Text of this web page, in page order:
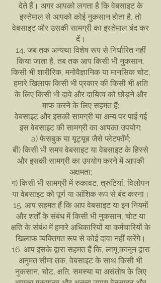
देते हैं। अगर आपको लगता है कि वेबसाइट के
इस्तेमाल से आपको कोई नुकसान होता है, तो
वेबसाइट और उसकी सामग्री का इस्तेमाल बंद कर
दें।
14. जब तक अन्यथा विशेष रूप से निर्धारित नहीं
किया जाता है, तब तक आप किसी भी नुकसान,
किसी भी शारीरिक, मनोवैज्ञानिक या मानसिक चोट,
हमारे खिलाफ किसी भी प्रकार की किसी भी क्षति
के लिए किसी भी दावे और दायित्व को छोड़ने और
माफ करने के लिए सहमत हैं:
वेबसाइट और इसकी सामग्री या अन्य पर पाई गई
इस वेबसाइट की सामग्री का आपका उपयोग:
a) फेसबुक या यूट्यूब जैसे प्लेटफॉर्म;
बी) किसी भी समय वेबसाइट या वेबसाइट के हिस्से
और इसकी सामग्री का उपयोग करने में आपकी
अक्षमता;
ग) किसी भी सामग्री में रुकावट, त्रुटियां, विलोपन
या वेबसाइट को पूर्ण या आंशिक रूप से बंद करना।
15. आप सहमत हैं कि आप वेबसाइट या इन नियमों
और शर्तों के संबंध में किसी भी नुकसान, चोट या
क्षति के संबंध में हमारे अधिकारियों या कर्मचारियों के
खिलाफ व्यक्तिगत रूप से कोई दावा नहीं करेंगे।
16. आप इसके द्वारा सहमत हैं कि, लागू कानून द्वारा
अनुमत सीमा तक, वेबसाइट के साथ किसी भी
नुकसान, चोट, क्षति, समस्या या असंतोष के लिए